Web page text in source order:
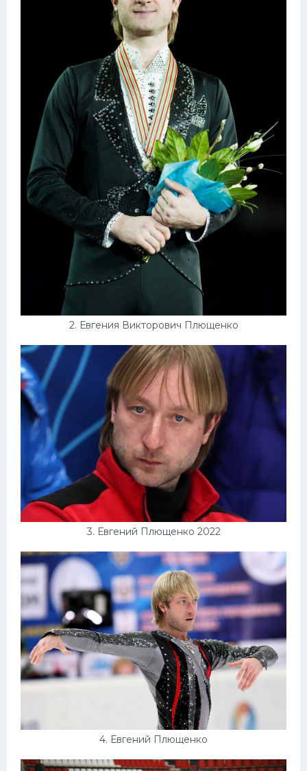
2. Евгения Викторович Плющенко
3. Евгений Плющенко 2022
4. Евгений Плющенко